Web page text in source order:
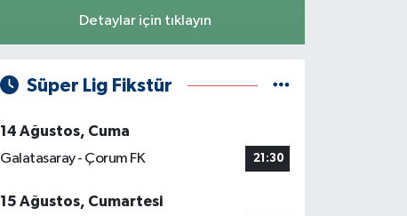
Detaylar için tıklayın
Süper Lig Fikstür
14 Ağustos, Cuma
Galatasaray - Çorum FK
21:30
15 Ağustos, Cumartesi